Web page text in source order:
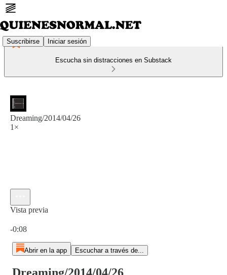
Suscribirse Iniciar sesión
Escucha sin distracciones en Substack
Dreaming/2014/04/26
1×
Vista previa
-0:08
Abrir en la app Escuchar a través de...